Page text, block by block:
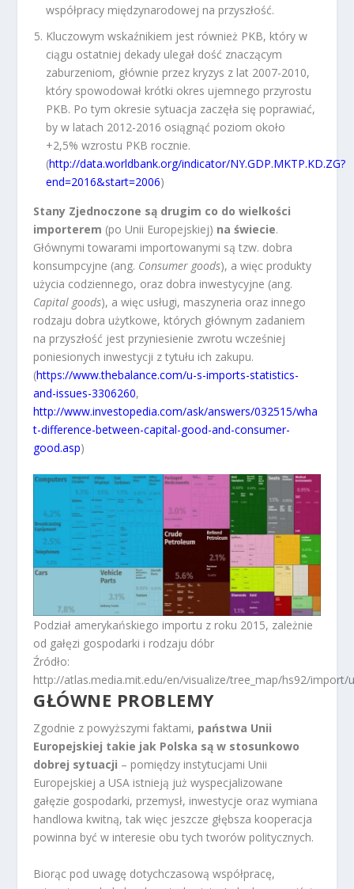
współpracy międzynarodowej na przyszłość.
Kluczowym wskaźnikiem jest również PKB, który w
ciągu ostatniej dekady ulegał dość znaczącym
zaburzeniom, głównie przez kryzys z lat 2007-2010,
który spowodował krótki okres ujemnego przyrostu
PKB. Po tym okresie sytuacja zaczęła się poprawiać,
by w latach 2012-2016 osiągnąć poziom około
+2,5% wzrostu PKB rocznie.
(http://data.worldbank.org/indicator/NY.GDP.MKTP.KD.ZG?
end=2016&start=2006)
Stany Zjednoczone są drugim co do wielkości
importerem (po Unii Europejskiej) na świecie.
Głównymi towarami importowanymi są tzw. dobra
konsumpcyjne (ang. Consumer goods), a więc produkty
użycia codziennego, oraz dobra inwestycyjne (ang.
Capital goods), a więc usługi, maszyneria oraz innego
rodzaju dobra użytkowe, których głównym zadaniem
na przyszłość jest przyniesienie zwrotu wcześniej
poniesionych inwestycji z tytułu ich zakupu.
(https://www.thebalance.com/u-s-imports-statistics-
and-issues-3306260,
http://www.investopedia.com/ask/answers/032515/wha
t-difference-between-capital-good-and-consumer-
good.asp)
Podział amerykańskiego importu z roku 2015, zależnie
od gałęzi gospodarki i rodzaju dóbr
Źródło:
http://atlas.media.mit.edu/en/visualize/tree_map/hs92/
GŁÓWNE PROBLEMY
Zgodnie z powyższymi faktami, państwa Unii
Europejskiej takie jak Polska są w stosunkowo
dobrej sytuacji – pomiędzy instytucjami Unii
Europejskiej a USA istnieją już wyspecjalizowane
gałęzie gospodarki, przemysł, inwestycje oraz wymiana
handlowa kwitną, tak więc jeszcze głębsza kooperacja
powinna być w interesie obu tych tworów politycznych.
Biorąc pod uwagę dotychczasową współpracę,